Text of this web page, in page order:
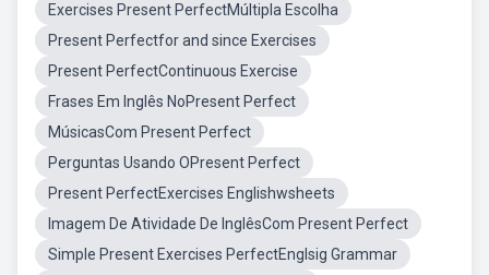
Exercises Present PerfectMúltipla Escolha
Present Perfectfor and since Exercises
Present PerfectContinuous Exercise
Frases Em Inglês NoPresent Perfect
MúsicasCom Present Perfect
Perguntas Usando OPresent Perfect
Present PerfectExercises Englishwsheets
Imagem De Atividade De InglêsCom Present Perfect
Simple Present Exercises PerfectEnglsig Grammar